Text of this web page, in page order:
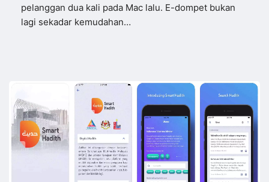
pelanggan dua kali pada Mac lalu. E-dompet bukan
lagi sekadar kemudahan…